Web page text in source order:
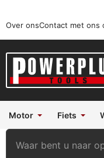
Over onsContact met ons
Motor Fiets